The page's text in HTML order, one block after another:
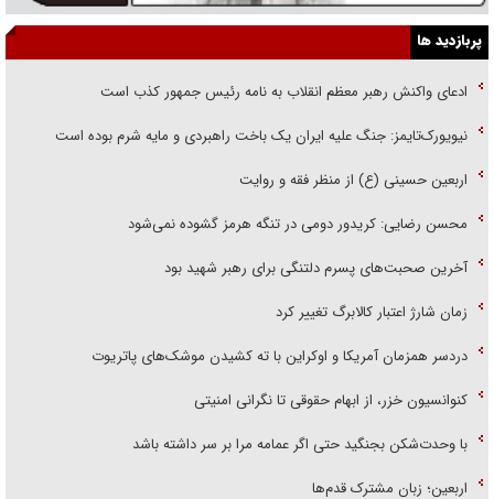
پربازدید ها
ادعای واکنش رهبر معظم انقلاب به نامه رئیس جمهور کذب است
نیویورک‌تایمز: جنگ علیه ایران یک باخت راهبردی و مایه شرم بوده است
اربعین حسینی (ع) از منظر فقه و روایت
محسن رضایی: کریدور دومی در تنگه هرمز گشوده نمی‌شود
آخرین صحبت‌های پسرم دلتنگی برای رهبر شهید بود
زمان شارژ اعتبار کالابرگ تغییر کرد
دردسر همزمان آمریکا و اوکراین با ته کشیدن موشک‌های پاتریوت
کنوانسیون خزر، از ابهام حقوقی تا نگرانی امنیتی
با وحدت‌شکن بجنگید حتی اگر عمامه مرا بر سر داشته باشد
اربعین؛ زبان مشترک قدم‌ها